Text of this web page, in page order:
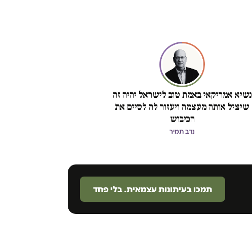
נשיא אמריקאי באמת טוב לישראל יהיה זה
שיציל אותה מעצמה ויעזור לה לסיים את
הכיבוש
נדב תמיר
תמכו בעיתונות עצמאית. בלי פחד